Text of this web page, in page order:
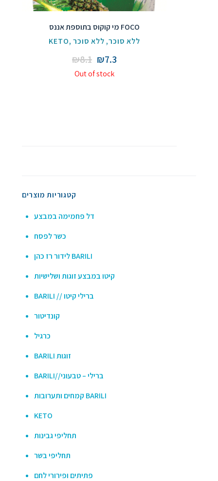
מי קוקוס בתוספת אננס FOCO
KETO, ללא סוכר,ללא סוכר
₪8.1 Original
price
₪7.3Current
Out of stock
קטגוריות מוצרים
דל פחמימה במבצע
כשר לפסח
לידור רז כהן BARILI
קיטו במבצע זוגות ושלישיות
BARILI // ברילי קיטו
קונדיטור
כרגיל
BARILI זוגות
BARILI//ברילי – טבעוני
קמחים ותערובות BARILI
KETO
תחליפי גבינות
תחליפי בשר
פתיתים ופירורי לחם